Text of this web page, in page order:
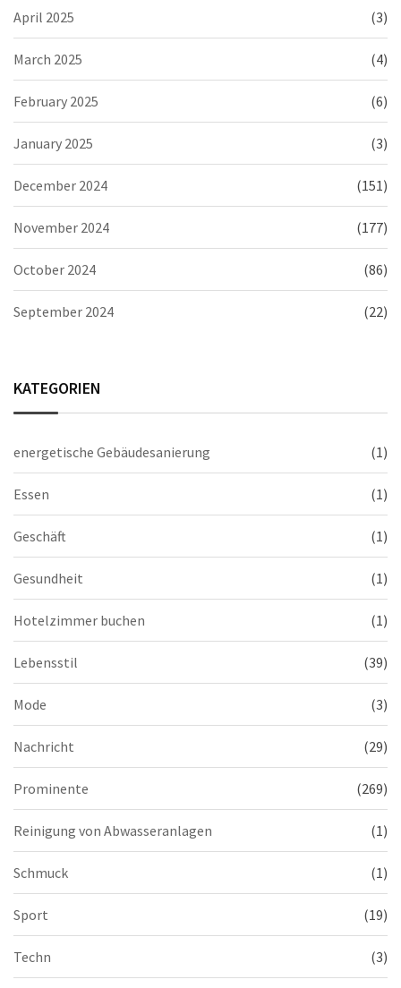
April 2025 (3)
March 2025 (4)
February 2025 (6)
January 2025 (3)
December 2024 (151)
November 2024 (177)
October 2024 (86)
September 2024 (22)
KATEGORIEN
energetische Gebäudesanierung (1)
Essen (1)
Geschäft (1)
Gesundheit (1)
Hotelzimmer buchen (1)
Lebensstil (39)
Mode (3)
Nachricht (29)
Prominente (269)
Reinigung von Abwasseranlagen (1)
Schmuck (1)
Sport (19)
Techn (3)